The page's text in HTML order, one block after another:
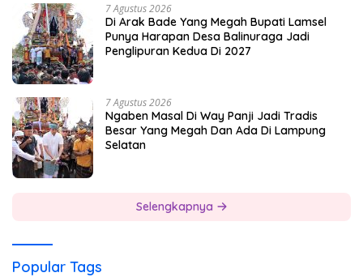
7 Agustus 2026
Di Arak Bade Yang Megah Bupati Lamsel
Punya Harapan Desa Balinuraga Jadi
Penglipuran Kedua Di 2027
7 Agustus 2026
Ngaben Masal Di Way Panji Jadi Tradis
Besar Yang Megah Dan Ada Di Lampung
Selatan
Selengkapnya
Popular Tags